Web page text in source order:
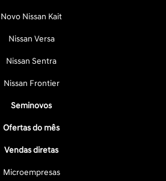
Novo Nissan Kait
Nissan Versa
Nissan Sentra
Nissan Frontier
Seminovos
Ofertas do mês
Vendas diretas
Microempresas